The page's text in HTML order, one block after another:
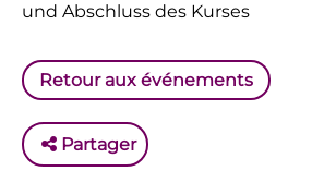
und Abschluss des Kurses
Retour aux événements
Partager